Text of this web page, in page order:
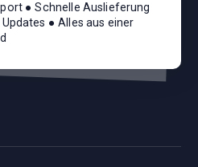
● Schnelle Auslieferung
● Alles aus einer